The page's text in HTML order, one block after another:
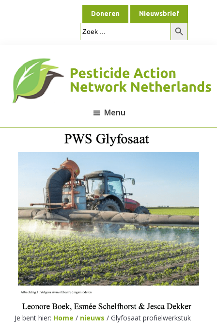
Doneren Nieuwsbrief
Zoek
naar:
Zoekknop
Pesticide
Network
Netherlands
Menu
Je bent hier: Home / nieuws / Glyfosaat profielwerkstuk